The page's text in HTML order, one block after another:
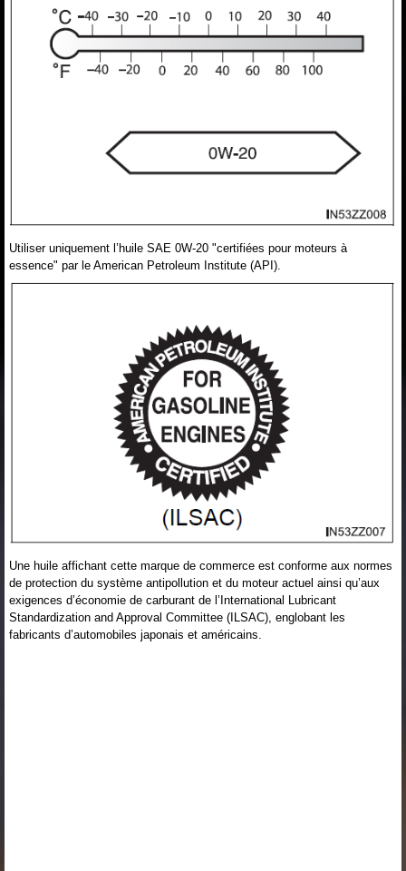
Utiliser uniquement l’huile SAE 0W-20 "certifiées pour moteurs à
essence" par le American Petroleum Institute (API).
Une huile affichant cette marque de commerce est conforme aux normes
de protection du système antipollution et du moteur actuel ainsi qu’aux
exigences d’économie de carburant de l’International Lubricant
Standardization and Approval Committee (ILSAC), englobant les
fabricants d’automobiles japonais et américains.